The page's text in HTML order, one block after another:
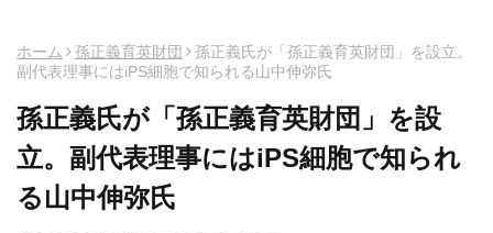
ホーム 孫正義育英財団
孫正義氏が「孫正義育英財団」を設立。
副代表理事にはiPS細胞で知られる山中伸弥氏
孫正義氏が「孫正義育英財団」を設
立。副代表理事にはiPS細胞で知られ
る山中伸弥氏